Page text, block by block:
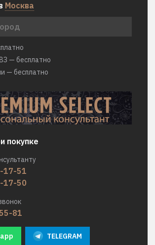
Москва
— бесплатно
— бесплатно
покупке
17-51
17-50
81
TELEGRAM